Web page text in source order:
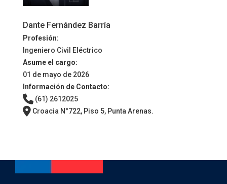
Dante Fernández Barría
Profesión:
Ingeniero Civil Eléctrico
Asume el cargo:
01 de mayo de 2026
Información de Contacto:
(61) 2612025
Croacia N°722, Piso 5, Punta Arenas.